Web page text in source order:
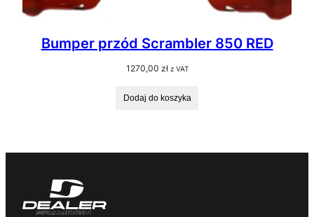
Bumper przód Scrambler 850 RED
1270,00 zł z VAT
Dodaj do koszyka